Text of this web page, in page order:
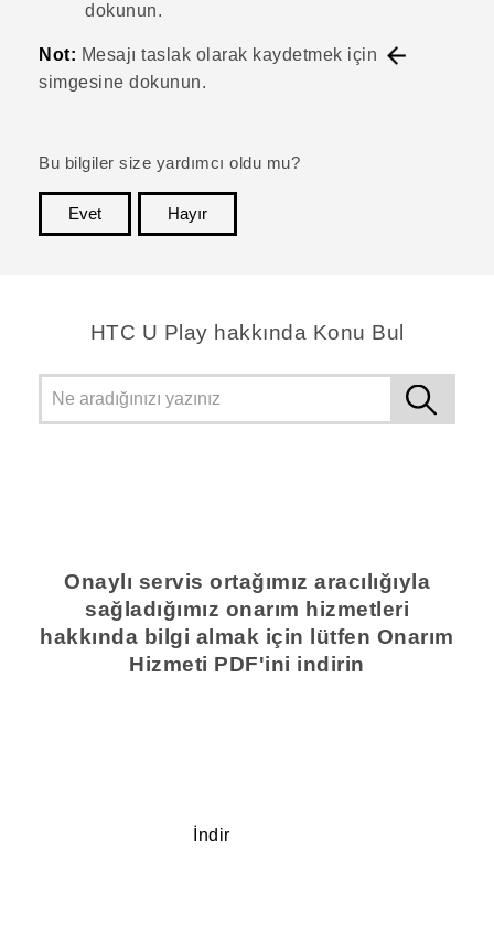
dokunun.
Not: Mesajı taslak olarak kaydetmek için
simgesine dokunun.
Bu bilgiler size yardımcı oldu mu?
Evet
Hayır
HTC U Play hakkında Konu Bul
Onaylı servis ortağımız aracılığıyla
sağladığımız onarım hizmetleri
hakkında bilgi almak için lütfen Onarım
Hizmeti PDF'ini indirin
İndir